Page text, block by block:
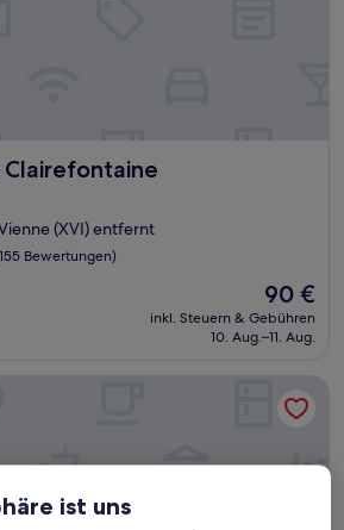
(XVI) entfernt
Bewertungen)
Der
Preis
beträgt
90 €
inkl. Steuern & Gebühren
10. Aug.–11. Aug.
Clairefontaine
ist uns